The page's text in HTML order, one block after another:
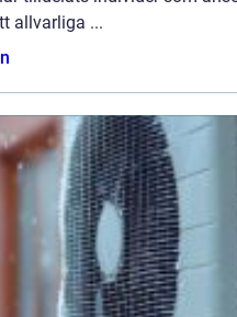
allvarliga ...